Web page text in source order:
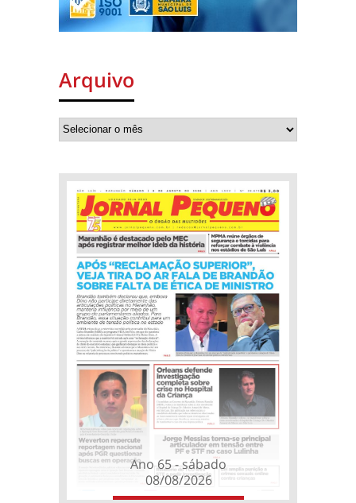
Arquivo
Ano 65 - sábado
08/08/2026